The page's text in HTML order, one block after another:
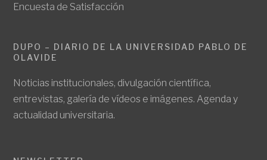
Encuesta de Satisfacción
DUPO – DIARIO DE LA UNIVERSIDAD PABLO DE
OLAVIDE
Noticias institucionales, divulgación científica,
entrevistas, galería de vídeos e imágenes. Agenda y
actualidad universitaria.